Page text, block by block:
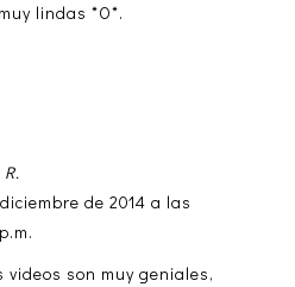
lindas *O*.
de 2014 a las
videos son muy geniales,